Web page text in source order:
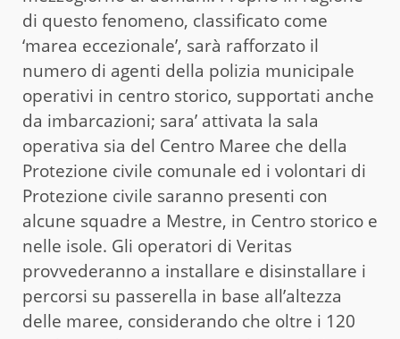
di questo fenomeno, classificato come
‘marea eccezionale’, sarà rafforzato il
numero di agenti della polizia municipale
operativi in centro storico, supportati anche
da imbarcazioni; sara’ attivata la sala
operativa sia del Centro Maree che della
Protezione civile comunale ed i volontari di
Protezione civile saranno presenti con
alcune squadre a Mestre, in Centro storico e
nelle isole. Gli operatori di Veritas
provvederanno a installare e disinstallare i
percorsi su passerella in base all’altezza
delle maree, considerando che oltre i 120